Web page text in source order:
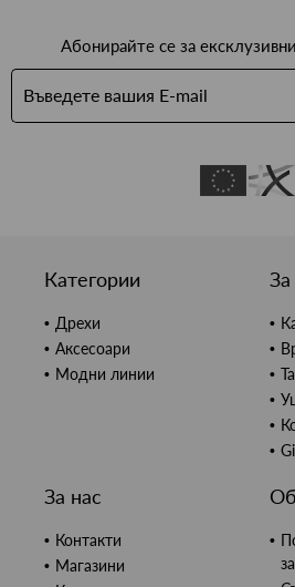
Абонирайте се за
Категории
Дрехи
Аксесоари
Модни линии
За нас
Контакти
Магазини